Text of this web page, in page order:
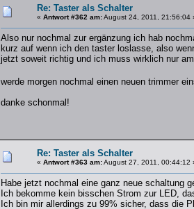
Re: Taster als Schalter
« Antwort #362 am:August 24, 2011, 21:56:04
Also nur nochmal zur ergänzung ich hab
kurz auf wenn ich den taster loslasse, also
jetzt soweit richtig und ich muss wirklich nur
werde morgen nochmal einen neuen trimmer
danke schonmal!
Re: Taster als Schalter
« Antwort #363 am:August 27, 2011, 00:44:12
Habe jetzt nochmal eine ganz neue schaltung
Ich bekomme kein bisschen Strom zur LED,
Ich bin mir allerdings zu 99% sicher, dass die